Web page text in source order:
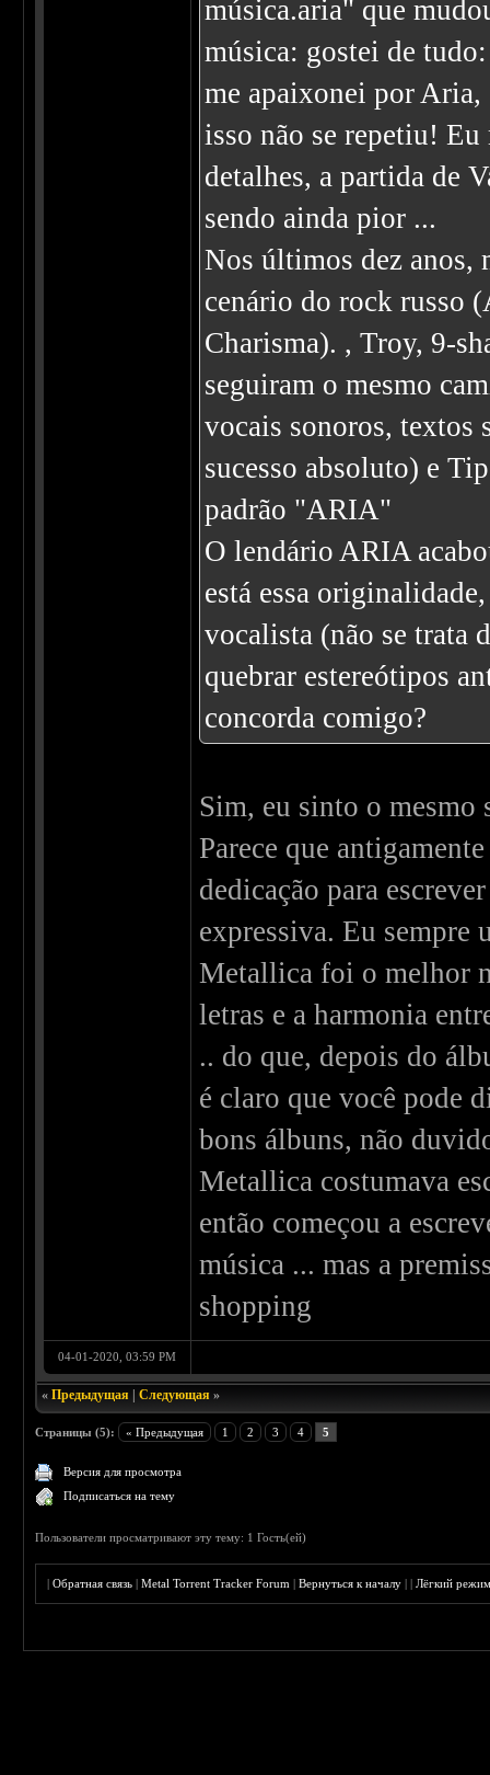
música.aria" que
música: gostei de
me apaixonei por
isso não se repetiu!
detalhes, a partida de
sendo ainda pior ...
Nos últimos dez anos,
cenário do rock russo
Charisma). , Troy, 9-
seguiram o mesmo
vocais sonoros, textos
sucesso absoluto) e
padrão "ARIA"
O lendário ARIA
está essa
vocalista (não se trata
quebrar estereótipos
concorda comigo?
Sim, eu sinto o mesmo
Parece que
dedicação para
expressiva. Eu
Metallica foi o melhor
letras e a harmonia
.. do que, depois do
é claro que você pode
bons álbuns, não
Metallica costumava
então começou a
música ... mas a
shopping
04-01-2020, 03:59 PM
«Предыдущая |Следующая »
Страницы (5): « Предыдущая 1 2 3 4 5
Версия для просмотра
Подписаться на тему
Пользователи просматривают эту тему: 1 Гость(ей)
|Обратная связь |Metal Torrent Tracker Forum |Вернуться к началу ||Лёгкий